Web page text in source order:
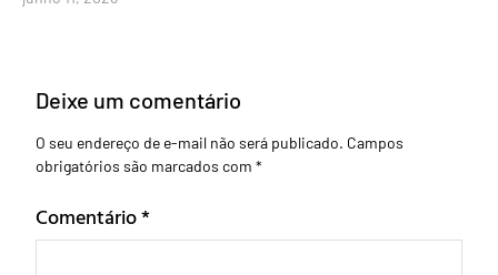
Deixe um comentário
O seu endereço de e-mail não será publicado. Campos
obrigatórios são marcados com *
Comentário*